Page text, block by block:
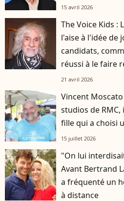
15 avril 2026
The Voice Kids :
l'aise à l'idée de
candidats,
réussi à le faire
21 avril 2026
Vincent
studios de
fille qui a choisi
15 juillet 2026
"On lui
Avant Bertrand
a fréquenté un
à distance